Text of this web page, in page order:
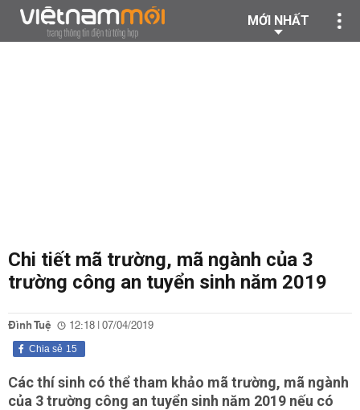
MỚI NHẤT
Chi tiết mã trường, mã ngành của 3
trường công an tuyển sinh năm 2019
Đình Tuệ 12:18 | 07/04/2019
15
Chia sẻ
Các thí sinh có thể tham khảo mã trường, mã ngành
của 3 trường công an tuyển sinh năm 2019 nếu có